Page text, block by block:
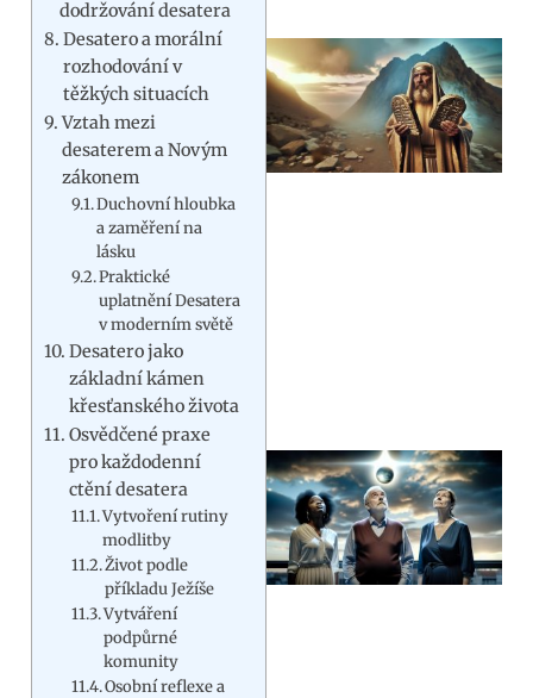
dodržování desatera
Desatero a morální
rozhodování v
těžkých situacích
Vztah mezi
desaterem a Novým
zákonem
Duchovní hloubka
a zaměření na
lásku
Praktické
uplatnění Desatera
v moderním světě
Desatero jako
základní kámen
křesťanského života
Osvědčené praxe
pro každodenní
ctění desatera
Vytvoření rutiny
modlitby
Život podle
příkladu Ježíše
Vytváření
podpůrné
komunity
Osobní reflexe a